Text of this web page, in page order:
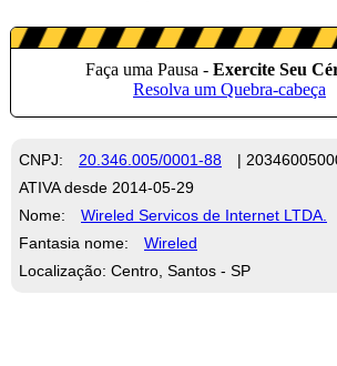
CNPJ: 20.346.005/0001-88
|
ATIVA desde 2014-05-29
Nome:
Wireled Servicos de Internet LTDA.
Fantasia nome:
Wireled
Localização: Centro, Santos - SP